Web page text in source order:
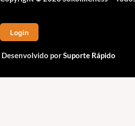
Login
Desenvolvido porSuporte Rápido